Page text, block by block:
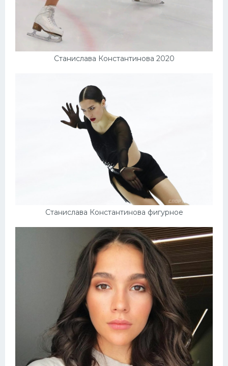
Станислава Константинова 2020
Станислава Константинова фигурное